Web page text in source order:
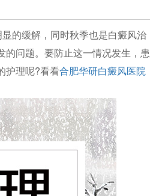
的缓解，同时秋季也是白癜风治
问题。要防止这一情况发生，患
护理呢?看看合肥华研白癜风医院